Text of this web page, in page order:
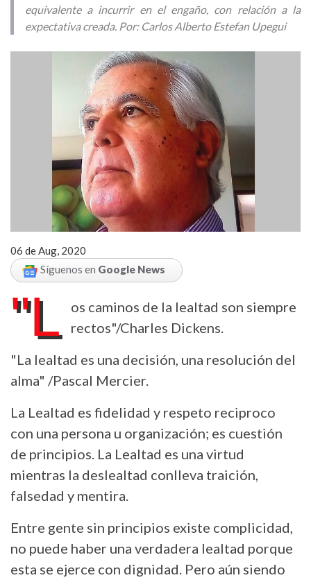
equivalente a incurrir en el engaño, con relación a la
expectativa creada. Por: Carlos Alberto Estefan Upegui
06 de Aug, 2020
Síguenos en Google News
"L
os caminos de la lealtad son siempre
rectos"/Charles Dickens.
"La lealtad es una decisión, una resolución del
alma" /Pascal Mercier.
La Lealtad es fidelidad y respeto reciproco
con una persona u organización; es cuestión
de principios. La Lealtad es una virtud
mientras la deslealtad conlleva traición,
falsedad y mentira.
Entre gente sin principios existe complicidad,
no puede haber una verdadera lealtad porque
esta se ejerce con dignidad. Pero aún siendo